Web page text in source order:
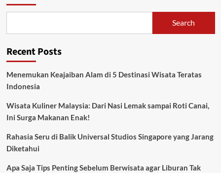
Search
Recent Posts
Menemukan Keajaiban Alam di 5 Destinasi Wisata Teratas
Indonesia
Wisata Kuliner Malaysia: Dari Nasi Lemak sampai Roti Canai,
Ini Surga Makanan Enak!
Rahasia Seru di Balik Universal Studios Singapore yang Jarang
Diketahui
Apa Saja Tips Penting Sebelum Berwisata agar Liburan Tak